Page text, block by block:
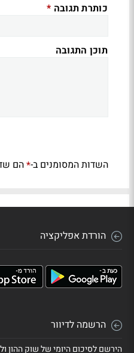
כותרת תגובה *
תוכן התגובה
השדות המסומנים ב-*הם
הורדת אפליקציה
הרשמה לדיוור
הירשם לסיכום היומי של שוק ההון